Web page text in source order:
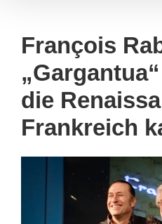
François
die
Frankreich